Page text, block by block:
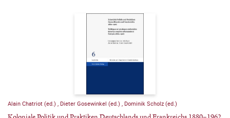
Alain Chatriot (ed.) Dieter Gosewinkel (ed.) Dominik Scholz (ed.)